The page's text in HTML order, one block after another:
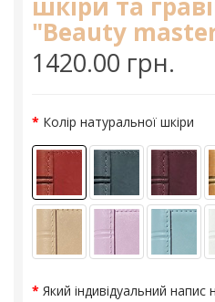
"Beauty
1420.00 грн.
Колір натуральної шкіри
Який індивідуальний напис